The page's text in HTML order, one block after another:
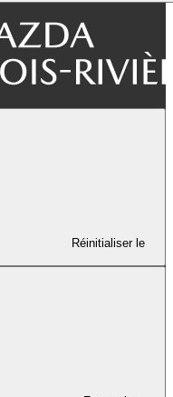
Réinitialiser le